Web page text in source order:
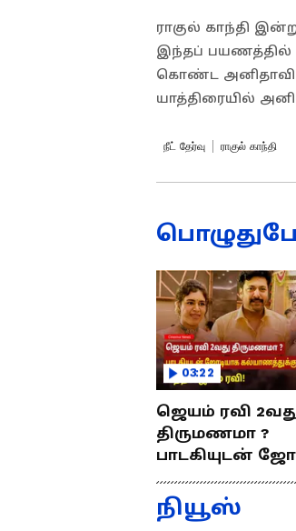
ராகுல் காந்தி
இந்தப் பயணத்தில்
கொண்ட
யாத்திரையில்
நீட் தேர்வு ராகுல் காந்தி
03:22
ஜெயம் ரவி
திருமணமா ?
பாடகியுடன்
ஜெயம்
வீடியோ !
நியூஸ்